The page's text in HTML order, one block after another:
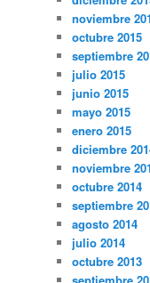
noviembre
octubre 2015
septiembre
julio 2015
junio 2015
mayo 2015
enero 2015
diciembre
noviembre
octubre 2014
septiembre
agosto 2014
julio 2014
octubre 2013
septiembre